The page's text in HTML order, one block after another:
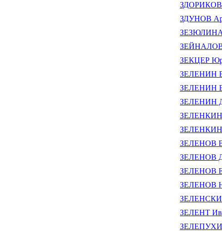
ЗДОРИКОВ
ЗДУНОВ
ЗЕЗЮЛИНА
ЗЕКЦЕР
ЗЕЛЕНИН
ЗЕЛЕНИН
ЗЕЛЕНИН
ЗЕЛЕНКИН
ЗЕЛЕНКИН
ЗЕЛЕНОВ
ЗЕЛЕНОВ
ЗЕЛЕНОВ
ЗЕЛЕНОВ
ЗЕЛЕНТ
ЗЕЛЕПУХИН